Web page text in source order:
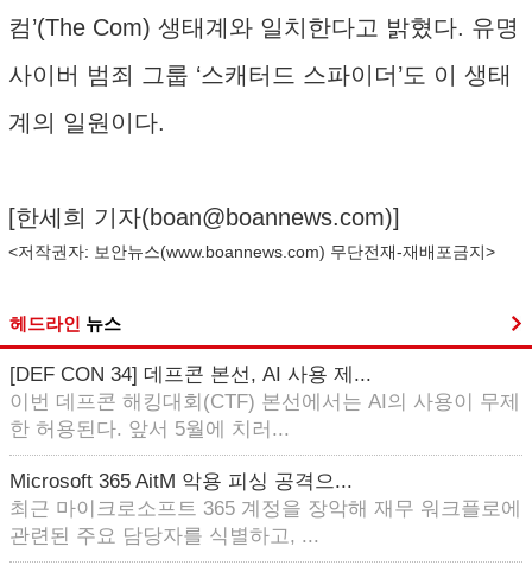
컴’(The Com) 생태계와 일치한다고 밝혔다. 유명
사이버 범죄 그룹 ‘스캐터드 스파이더’도 이 생태
계의 일원이다.
[한세희 기자(boan@boannews.com)]
<저작권자: 보안뉴스(www.boannews.com) 무단전재-재배포금지>
헤드라인 뉴스
[DEF CON 34] 데프콘 본선, AI 사용 제...
이번 데프콘 해킹대회(CTF) 본선에서는 AI의 사용이 무제
한 허용된다. 앞서 5월에 치러...
Microsoft 365 AitM 악용 피싱 공격으...
최근 마이크로소프트 365 계정을 장악해 재무 워크플로에
관련된 주요 담당자를 식별하고, ...